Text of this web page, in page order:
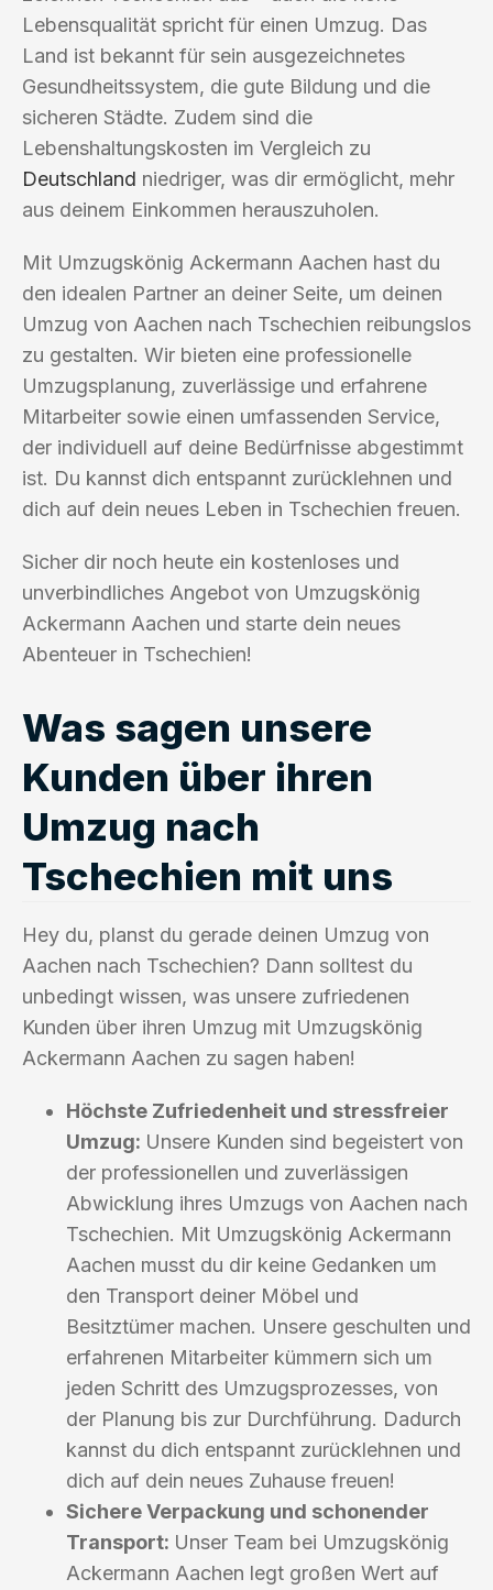
Lebensqualität spricht für einen Umzug. Das
Land ist bekannt für sein ausgezeichnetes
Gesundheitssystem, die gute Bildung und die
sicheren Städte. Zudem sind die
Lebenshaltungskosten im Vergleich zu
Deutschland niedriger, was dir ermöglicht, mehr
aus deinem Einkommen herauszuholen.
Mit Umzugskönig Ackermann Aachen hast du
den idealen Partner an deiner Seite, um deinen
Umzug von Aachen nach Tschechien reibungslos
zu gestalten. Wir bieten eine professionelle
Umzugsplanung, zuverlässige und erfahrene
Mitarbeiter sowie einen umfassenden Service,
der individuell auf deine Bedürfnisse abgestimmt
ist. Du kannst dich entspannt zurücklehnen und
dich auf dein neues Leben in Tschechien freuen.
Sicher dir noch heute ein kostenloses und
unverbindliches Angebot von Umzugskönig
Ackermann Aachen und starte dein neues
Abenteuer in Tschechien!
Was sagen unsere
Kunden über ihren
Umzug nach
Tschechien mit uns
Hey du, planst du gerade deinen Umzug von
Aachen nach Tschechien? Dann solltest du
unbedingt wissen, was unsere zufriedenen
Kunden über ihren Umzug mit Umzugskönig
Ackermann Aachen zu sagen haben!
Höchste Zufriedenheit und stressfreier
Umzug: Unsere Kunden sind begeistert von
der professionellen und zuverlässigen
Abwicklung ihres Umzugs von Aachen nach
Tschechien. Mit Umzugskönig Ackermann
Aachen musst du dir keine Gedanken um
den Transport deiner Möbel und
Besitztümer machen. Unsere geschulten und
erfahrenen Mitarbeiter kümmern sich um
jeden Schritt des Umzugsprozesses, von
der Planung bis zur Durchführung. Dadurch
kannst du dich entspannt zurücklehnen und
dich auf dein neues Zuhause freuen!
Sichere Verpackung und schonender
Transport: Unser Team bei Umzugskönig
Ackermann Aachen legt großen Wert auf